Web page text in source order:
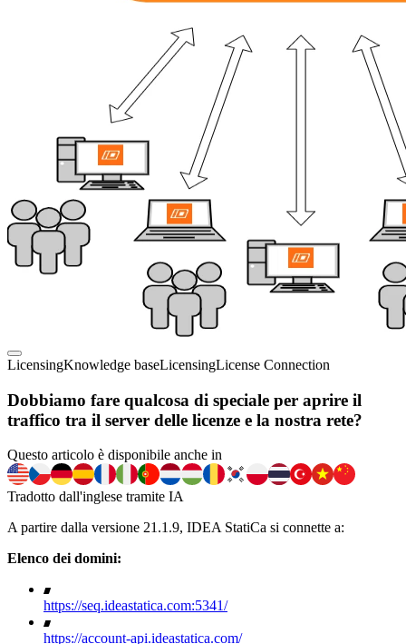
LicensingKnowledge baseLicensingLicense Connection
Dobbiamo fare qualcosa di speciale per aprire il
traffico tra il server delle licenze e la nostra rete?
Questo articolo è disponibile anche in
Tradotto dall'inglese tramite IA
A partire dalla versione 21.1.9, IDEA StatiCa si connette a:
Elenco dei domini:
https://seq.ideastatica.com:5341/
https://account-api.ideastatica.com/